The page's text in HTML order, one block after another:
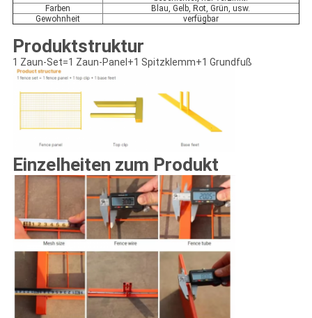
Farben
Blau, Gelb, Rot, Grün, usw.
Gewohnheit
verfügbar
Produktstruktur
1 Zaun-Set=1 Zaun-Panel+1 Spitzklemm+1 Grundfuß
Einzelheiten zum Produkt